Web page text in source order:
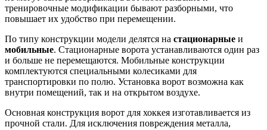
тренировочные модификации бывают разборными, что
повышает их удобство при перемещении.
По типу конструкции модели делятся на стационарные и
мобильные. Стационарные ворота устанавливаются один раз
и больше не перемещаются. Мобильные конструкции
комплектуются специальными колесиками для
транспортировки по полю. Установка ворот возможна как
внутри помещений, так и на открытом воздухе.
Основная конструкция ворот для хоккея изготавливается из
прочной стали. Для исключения повреждения металла,